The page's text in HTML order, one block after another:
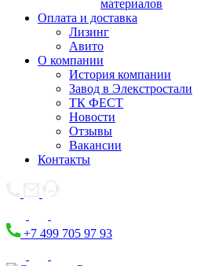
материалов
Оплата и доставка
Лизинг
Авито
О компании
История компании
Завод в Элекстростали
ТК ФЕСТ
Новости
Отзывы
Вакансии
Контакты
+7 499 705 97 93